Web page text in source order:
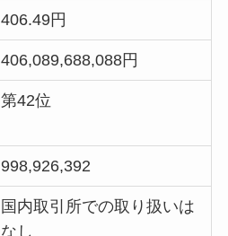
406.49円
406,089,688,088円
第42位
998,926,392
国内取引所での取り扱いは
なし